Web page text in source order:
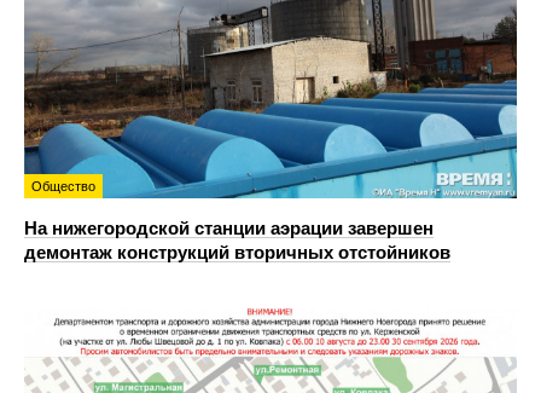
Общество
На нижегородской станции аэрации завершен
демонтаж конструкций вторичных отстойников